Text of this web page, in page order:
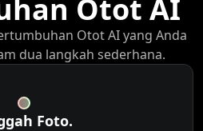
Otot AI
Otot AI yang Anda
dua langkah sederhana.
Foto.